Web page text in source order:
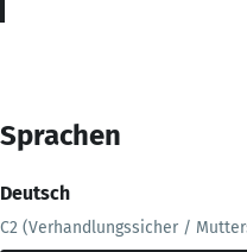
Sprachen
Deutsch
C2 (Verhandlungssicher /